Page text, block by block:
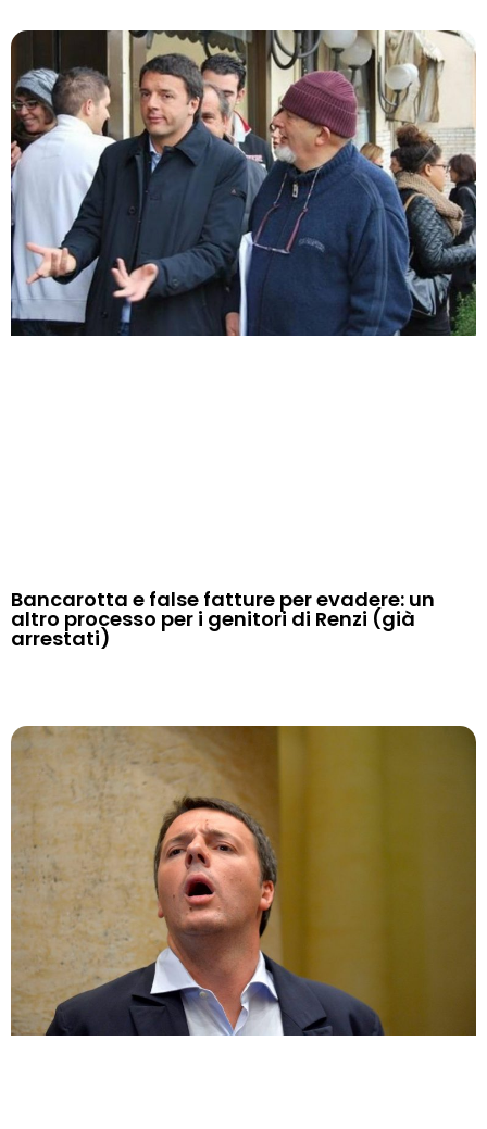
Bancarotta e false fatture per evadere: un
altro processo per i genitori di Renzi (già
arrestati)